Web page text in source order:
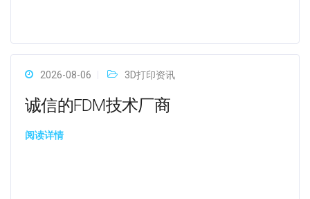
2026-08-06 3D打印资讯
诚信的FDM技术厂商
阅读详情